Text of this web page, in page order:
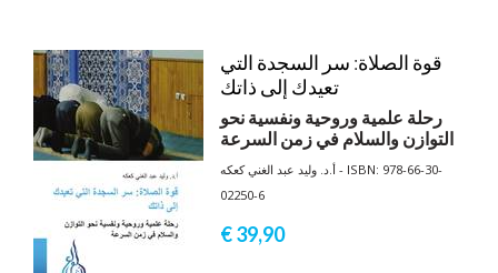
قوة الصلاة: سر السجدة التي
تعيدك إلى ذاتك
رحلة علمية وروحية ونفسية نحو
التوازن والسلام في زمن السرعة
أ.د. وليد عبد الغني كعكه - ISBN: 978-66-30-
02250-6
€ 39,90